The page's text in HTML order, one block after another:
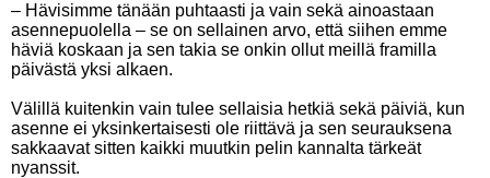
– Hävisimme tänään puhtaasti ja vain sekä ainoastaan
asennepuolella – se on sellainen arvo, että siihen emme
häviä koskaan ja sen takia se onkin ollut meillä framilla
päivästä yksi alkaen.
Välillä kuitenkin vain tulee sellaisia hetkiä sekä päiviä, kun
asenne ei yksinkertaisesti ole riittävä ja sen seurauksena
sakkaavat sitten kaikki muutkin pelin kannalta tärkeät
nyanssit.